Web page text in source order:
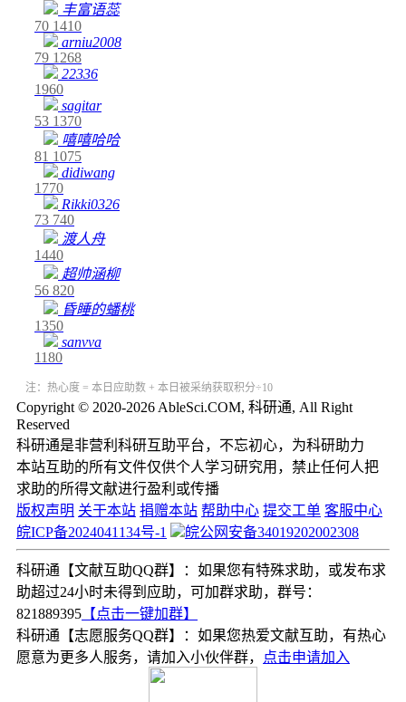
丰富语蕊
70 1410
arniu2008
79 1268
22336
1960
sagitar
53 1370
嘻嘻哈哈
81 1075
didiwang
1770
Rikki0326
73 740
渡人舟
1440
超帅涵柳
56 820
昏睡的蟠桃
1350
sanvva
1180
注：热心度 = 本日应助数 + 本日被采纳获取积分÷10
Copyright © 2020-2026 AbleSci.COM, 科研通, All Right
Reserved
科研通是非营利科研互助平台，不忘初心，为科研助力
本站互助的所有文件仅供个人学习研究用，禁止任何人把
求助的所得文献进行盈利或传播
版权声明 关于本站 捐赠本站 帮助中心 提交工单 客服中心
皖ICP备2024041134号-1
皖公网安备34019202002308
科研通【文献互助QQ群】：如果您有特殊求助，或发布求
助超过24小时未得到应助，可加群求助，群号：
821889395 【点击一键加群】
科研通【志愿服务QQ群】：如果您热爱文献互助，有热心
愿意为更多人服务，请加入小伙伴群，
点击申请加入